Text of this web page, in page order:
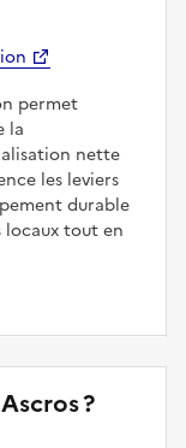
permet
la
nette
les leviers
durable
tout en
?